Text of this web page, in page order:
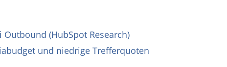
(HubSpot Research)
und niedrige Trefferquoten